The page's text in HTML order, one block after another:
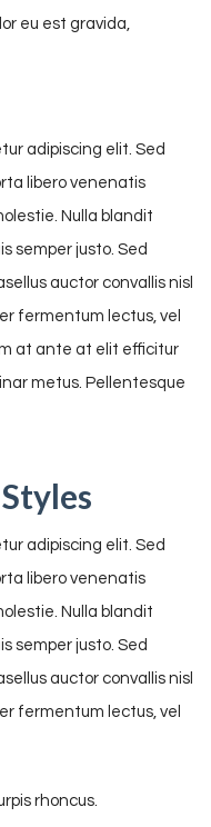
eu est gravida,
adipiscing elit. Sed
libero venenatis
Nulla blandit
semper justo. Sed
auctor convallis nisl
fermentum lectus, vel
at ante at elit efficitur
metus. Pellentesque
adipiscing elit. Sed
libero venenatis
Nulla blandit
semper justo. Sed
auctor convallis nisl
fermentum lectus, vel
rhoncus.